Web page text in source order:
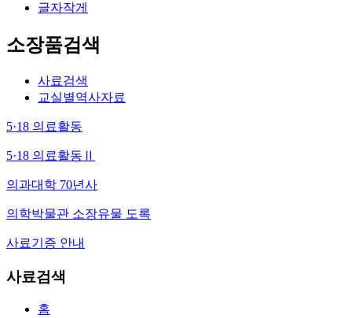
글자작게
소장품검색
사료검색
교실별역사자료
5·18 의료활동
5·18 의료활동Ⅱ
의과대학 70년사
의학박물관 소장유물 도록
사료기증 안내
사료검색
홈